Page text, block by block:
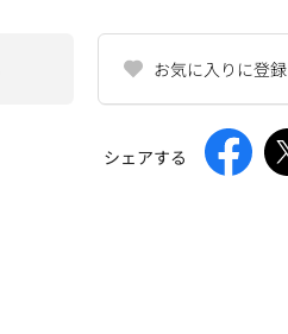
お気に入りに登録
シェアする